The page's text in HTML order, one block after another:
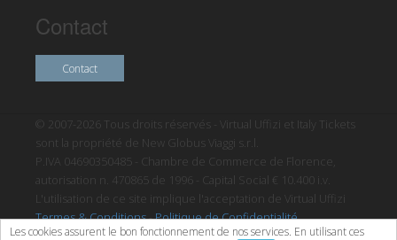
Contact
Contact
© 2007-2026 Tous droits réservés - Virtual Uffizi et Italy Tickets
sont la propriété de New Globus Viaggi s.r.l.
P.IVA 04690350485 - Chambre de Commerce de Florence,
autorisation n. 470865 de 1996 - Capital Social € 10.400 i.v.
L'utilisation de ce site implique l'acceptation de Virtual Uffizi
Termes & Conditions-Politique de Confidentialité
Les cookies assurent le bon fonctionnement de nos services. En utilisant ces